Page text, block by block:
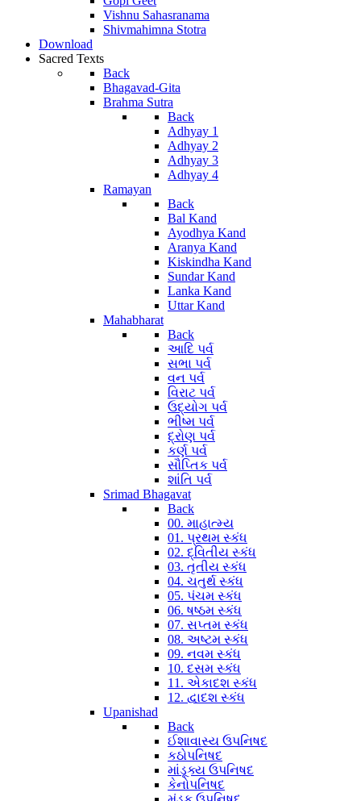
Vishnu Sahasranama
Shivmahimna Stotra
Download
Sacred Texts
Back
Bhagavad-Gita
Brahma Sutra
Back
Adhyay 1
Adhyay 2
Adhyay 3
Adhyay 4
Ramayan
Back
Bal Kand
Ayodhya Kand
Aranya Kand
Kiskindha Kand
Sundar Kand
Lanka Kand
Uttar Kand
Mahabharat
Back
આદિ પર્વ
સભા પર્વ
વન પર્વ
વિરાટ પર્વ
ઉદ્યોગ પર્વ
ભીષ્મ પર્વ
દ્રોણ પર્વ
કર્ણ પર્વ
સૌપ્તિક પર્વ
શાંતિ પર્વ
Srimad Bhagavat
Back
00. માહાત્મ્ય
01. પ્રથમ સ્કંધ
02. દ્વિતીય સ્કંધ
03. તૃતીય સ્કંધ
04. ચતુર્થ સ્કંધ
05. પંચમ સ્કંધ
06. ષષ્ઠમ સ્કંધ
07. સપ્તમ સ્કંધ
08. અષ્ટમ સ્કંધ
09. નવમ સ્કંધ
10. દસમ સ્કંધ
11. એકાદશ સ્કંધ
12. દ્વાદશ સ્કંધ
Upanishad
Back
ઈશાવાસ્ય ઉપનિષદ
કઠોપનિષદ
માંડૂક્ય ઉપનિષદ
કેનોપનિષદ